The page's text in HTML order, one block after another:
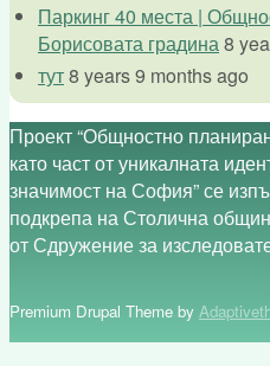
Паркинг 40 места |
Борисовата градина8
тут8 years 9 months ago
Проект “Общностно
като част от уникалната
значимост на София” се
подкрепа на Столична
от Сдружение за
Premium Drupal Theme by